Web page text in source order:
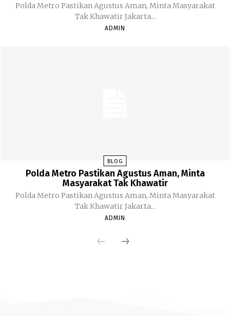
Polda Metro Pastikan Agustus Aman, Minta Masyarakat
Tak Khawatir Jakarta...
ADMIN
BLOG
Polda Metro Pastikan Agustus Aman, Minta
Masyarakat Tak Khawatir
Polda Metro Pastikan Agustus Aman, Minta Masyarakat
Tak Khawatir Jakarta...
ADMIN